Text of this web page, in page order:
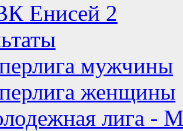
Енисей 2
мужчины
женщины
лига -